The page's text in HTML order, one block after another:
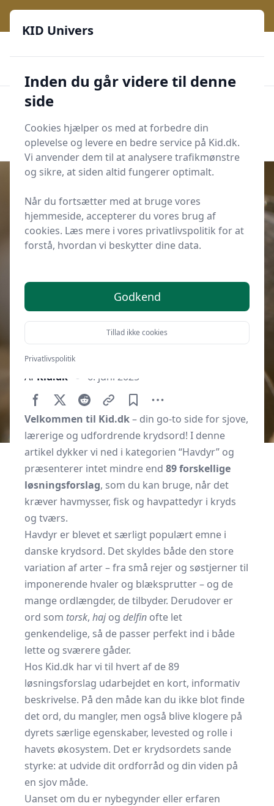
Start søgning
Start søgning
Udgivet iFor de voksne
Havdyr Krydsord
Af Kid.dk 6. juni 2025
Velkommen til Kid.dk– din go-to side for sjove,
lærerige og udfordrende krydsord! I denne
artikel dykker vi ned i kategorien “Havdyr” og
præsenterer intet mindre end 89 forskellige
løsningsforslag, som du kan bruge, når det
kræver havmysser, fisk og havpattedyr i kryds
og tværs.
Havdyr er blevet et særligt populært emne i
danske krydsord. Det skyldes både den store
variation af arter – fra små rejer og søstjerner til
imponerende hvaler og blæksprutter – og de
mange ordlængder, de tilbyder. Derudover er
ord som torsk, hajog delfin ofte let
genkendelige, så de passer perfekt ind i både
lette og sværere gåder.
Hos Kid.dk har vi til hvert af de 89
løsningsforslag udarbejdet en kort, informativ
beskrivelse. På den måde kan du ikke blot finde
det ord, du mangler, men også blive klogere på
dyrets særlige egenskaber, levested og rolle i
havets økosystem. Det er krydsordets sande
styrke: at udvide dit ordforråd og din viden på
en sjov måde.
Uanset om du er nybegynder eller erfaren
KID Univers
Inden du går videre til denne
side
Cookies hjælper os med at forbedre din
oplevelse og levere en bedre service på Kid.dk.
Vi anvender dem til at analysere trafikmønstre
og sikre, at siden altid fungerer optimalt.
Når du fortsætter med at bruge vores
hjemmeside, accepterer du vores brug af
cookies. Læs mere i vores privatlivspolitik for at
forstå, hvordan vi beskytter dine data.
Godkend
Tillad ikke cookies
Privatlivspolitik